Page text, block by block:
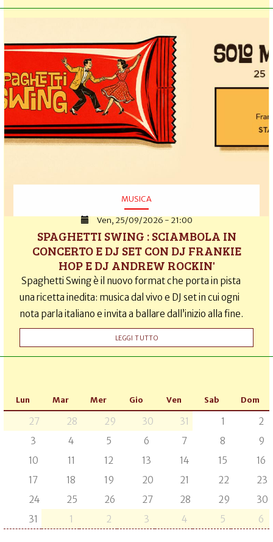
MUSICA
Ven, 25/09/2026 - 21:00
SPAGHETTI SWING : SCIAMBOLA IN
CONCERTO E DJ SET CON DJ FRANKIE
HOP E DJ ANDREW ROCKIN'
Spaghetti Swing è il nuovo format che porta in pista
una ricetta inedita: musica dal vivo e DJ set in cui ogni
nota parla italiano e invita a ballare dall’inizio alla fine.
LEGGI TUTTO
Lun Mar Mer Gio Ven Sab Dom
27 28 29 30 31 1
2
3
4 5 6 7 8
9
10
11 12 13 14 15
16
17
18 19 20 21 22
23
24
25 26 27 28 29
30
31
1 2 3 4 5 6